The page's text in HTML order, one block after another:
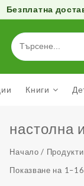
Безплатна
Книги
настолна
Начало / Продукти
Показване на